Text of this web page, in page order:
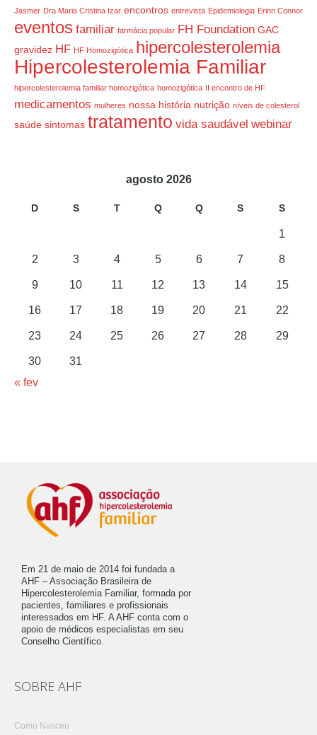
Jasmer Dra Maria Cristina Izar encontros entrevista Epidemiologia Erinn Connor
eventos familiar farmácia popular FH Foundation GAC
gravidez HF HF Homozigótica hipercolesterolemia
Hipercolesterolemia Familiar
hipercolesterolemia familiar homozigótica homozigótica II encontro de HF
medicamentos mulheres nossa história nutrição níveis de colesterol
saúde sintomas tratamento vida saudável webinar
agosto 2026
D S T Q Q S S
1
2 3 4 5 6 7 8
9 10 11 12 13 14 15
16 17 18 19 20 21 22
23 24 25 26 27 28 29
30
31
« fev
Em 21 de maio de 2014 foi fundada a
AHF – Associação Brasileira de
Hipercolesterolemia Familiar, formada por
pacientes, familiares e profissionais
interessados em HF. A AHF conta com o
apoio de médicos especialistas em seu
Conselho Científico.
SOBRE AHF
Como Nasceu